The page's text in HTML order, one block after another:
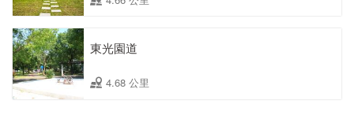
東光園道
4.68 公里